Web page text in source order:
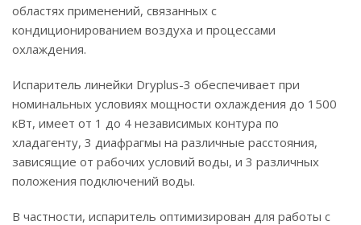
областях применений, связанных с
кондиционированием воздуха и процессами
охлаждения.
Испаритель линейки Dryplus-3 обеспечивает при
номинальных условиях мощности охлаждения до 1500
кВт, имеет от 1 до 4 независимых контура по
хладагенту, 3 диафрагмы на различные расстояния,
зависящие от рабочих условий воды, и 3 различных
положения подключений воды.
В частности, испаритель оптимизирован для работы с